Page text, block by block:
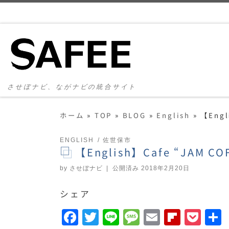
させぼナビ、ながナビの統合サイト
ホーム » TOP » BLOG » English » 【
ENGLISH 佐世保市
【English】Cafe “JAM
by させぼナビ | 公開済み 2018年2月20日
シェア
F T Li M E F P